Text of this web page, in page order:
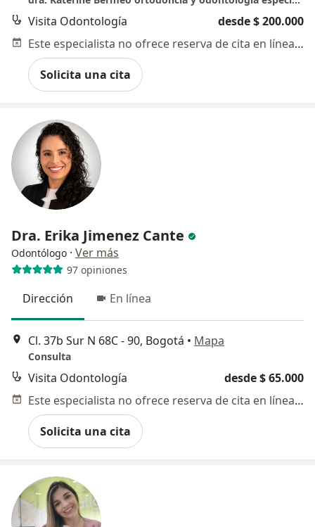
Visita Odontología
desde $ 200.000
Este especialista no ofrece reserva de cita en línea en esta dirección.
Solicita una cita
Dra. Erika Jimenez Cante
Odontólogo · Ver más
97 opiniones
Dirección En línea
Cl. 37b Sur N 68C - 90, Bogotá • Mapa
Consulta
Visita Odontología
desde $ 65.000
Este especialista no ofrece reserva de cita en línea en esta dirección.
Solicita una cita